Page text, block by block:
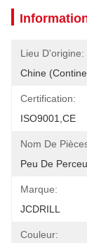
Lieu D'origine:
Chine
Certification:
ISO9001,CE
Nom De
Peu De
Marque:
JCDRILL
Couleur: